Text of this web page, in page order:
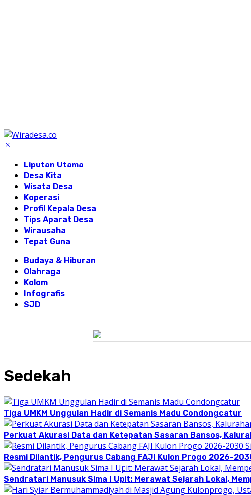
Liputan Utama
Desa Kita
Wisata Desa
Koperasi
Profil Kepala Desa
Tips Aparat Desa
Wirausaha
Tepat Guna
Budaya & Hiburan
Olahraga
Kolom
Infografis
SJD
Sedekah
Tiga UMKM Unggulan Hadir di Semanis Madu Condongcatur
Perkuat Akurasi Data dan Ketepatan Sasaran Bansos,
Resmi Dilantik, Pengurus Cabang FAJI Kulon Progo 2026-
Sendratari Manusuk Sima I Upit: Merawat Sejarah Lokal,